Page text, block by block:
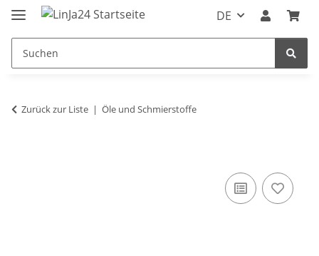
DE
Zurück zur Liste Öle und Schmierstoffe